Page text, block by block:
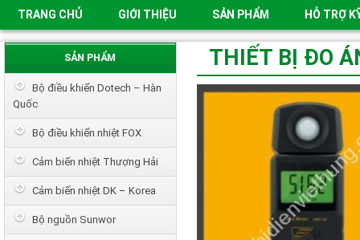
TRANG CHỦ GIỚI THIỆU SẢN PHẨM HỖ TRỢ
THIẾT BỊ ĐO
SẢN PHẨM
Bộ điều khiển Dotech – Hàn
Quốc
Bộ điều khiển nhiệt FOX
Cảm biến nhiệt Thượng Hải
Cảm biến nhiệt DK – Korea
Bộ nguồn Sunwor